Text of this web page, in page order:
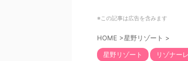
※この記事は広告を含みます
HOME >星野リゾート >
星野リゾート リゾナーレ